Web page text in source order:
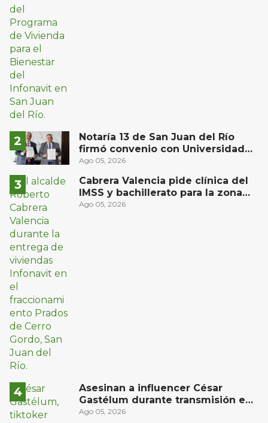
Notaría 13 de San Juan del Río
firmó convenio con Universidad
Privada del Bajío para recibir
Ago 05, 2026
Cabrera Valencia pide clínica del
IMSS y bachillerato para la zona
oriente de San Juan del Río
Ago 05, 2026
Asesinan a influencer César
Gastélum durante transmisión en
vivo en Sinaloa
Ago 05, 2026